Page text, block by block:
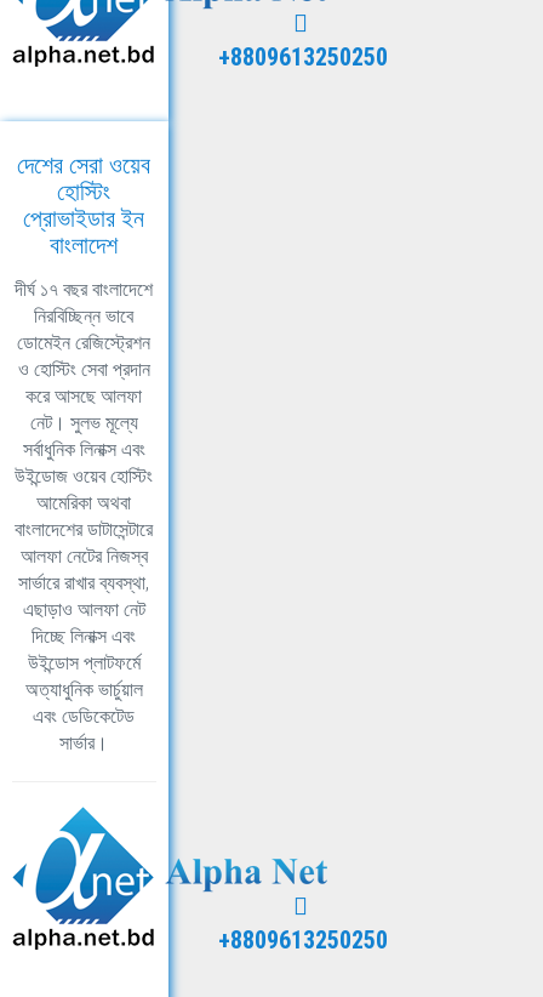
+8809613250250
দেশের সেরা ওয়েব
হোস্টিং
প্রোভাইডার ইন
বাংলাদেশ
দীর্ঘ ১৭ বছর বাংলাদেশে
নিরবিচ্ছিন্ন ভাবে
ডোমেইন রেজিস্ট্রেশন
ও হোস্টিং সেবা প্রদান
করে আসছে আলফা
নেট। সুলভ মূল্যে
সর্বাধুনিক লিনাক্স এবং
উইন্ডোজ ওয়েব হোস্টিং
আমেরিকা অথবা
বাংলাদেশের ডাটাসেন্টারে
আলফা নেটের নিজস্ব
সার্ভারে রাখার ব্যবস্থা,
এছাড়াও আলফা নেট
দিচ্ছে লিনাক্স এবং
উইন্ডোস প্লাটফর্মে
অত্যাধুনিক ভার্চুয়াল
এবং ডেডিকেটেড
সার্ভার।
+8809613250250